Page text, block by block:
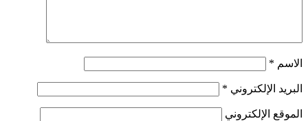
الاسم *
البريد الإلكتروني *
الموقع الإلكتروني